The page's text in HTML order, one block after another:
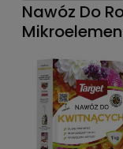
Nawóz Do